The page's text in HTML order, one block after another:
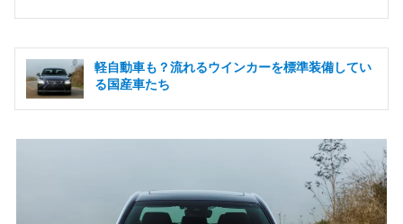
軽自動車も？流れるウインカーを標準装備してい
る国産車たち